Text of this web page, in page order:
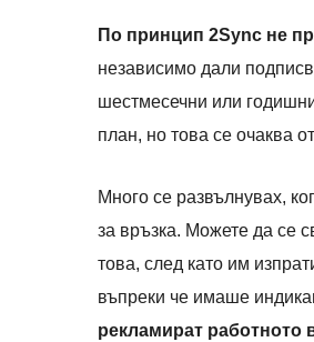
По принцип 2Sync не
независимо дали
шестмесечни или
план, но това се очаква
Много се развълнувах,
за връзка. Можете да се
това, след като им
въпреки че имаше
рекламират работното